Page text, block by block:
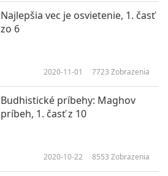
pomáhať si navzájom, 7. časť
zo 7
2022-06-05
Najlepšia vec je osvietenie, 1. časť
zo 6
2020-11-01 7723 Zobrazenia
Budhistické príbehy: Maghov
príbeh, 1. časť z 10
2020-10-22 8553 Zobrazenia